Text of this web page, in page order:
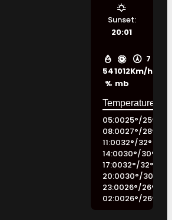
54
%
1012
mb
7
Km/h
Sunset:
20:01
05:0025°/25°
08:0027°/28°
11:0032°/32°
14:0030°/30°
17:0032°/32°
20:0030°/30
23:0026°/26°
02:0026°/26°